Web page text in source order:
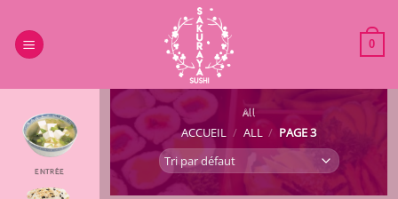
contenu
0
ENTRÉE
All
ACCUEIL / ALL / PAGE 3